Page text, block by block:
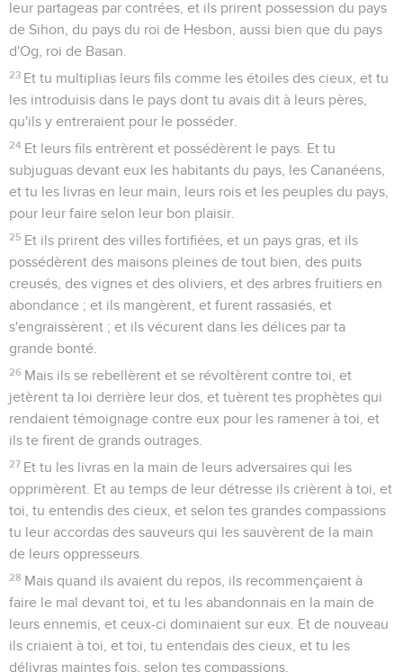
leur partageas par contrées, et ils prirent possession du pays
de Sihon, du pays du roi de Hesbon, aussi bien que du pays
d'Og, roi de Basan.
23 Et tu multiplias leurs fils comme les étoiles des cieux, et tu
les introduisis dans le pays dont tu avais dit à leurs pères,
qu'ils y entreraient pour le posséder.
24 Et leurs fils entrèrent et possédèrent le pays. Et tu
subjuguas devant eux les habitants du pays, les Cananéens,
et tu les livras en leur main, leurs rois et les peuples du pays,
pour leur faire selon leur bon plaisir.
25 Et ils prirent des villes fortifiées, et un pays gras, et ils
possédèrent des maisons pleines de tout bien, des puits
creusés, des vignes et des oliviers, et des arbres fruitiers en
abondance ; et ils mangèrent, et furent rassasiés, et
s'engraissèrent ; et ils vécurent dans les délices par ta
grande bonté.
26 Mais ils se rebellèrent et se révoltèrent contre toi, et
jetèrent ta loi derrière leur dos, et tuèrent tes prophètes qui
rendaient témoignage contre eux pour les ramener à toi, et
ils te firent de grands outrages.
27 Et tu les livras en la main de leurs adversaires qui les
opprimèrent. Et au temps de leur détresse ils crièrent à toi, et
toi, tu entendis des cieux, et selon tes grandes compassions
tu leur accordas des sauveurs qui les sauvèrent de la main
de leurs oppresseurs.
28 Mais quand ils avaient du repos, ils recommençaient à
faire le mal devant toi, et tu les abandonnais en la main de
leurs ennemis, et ceux-ci dominaient sur eux. Et de nouveau
ils criaient à toi, et toi, tu entendais des cieux, et tu les
délivras maintes fois, selon tes compassions.